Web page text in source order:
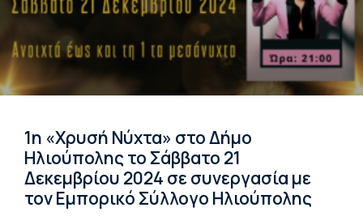
1η «Χρυσή Νύχτα» στο Δήμο
Ηλιούπολης το Σάββατο 21
Δεκεμβρίου 2024 σε συνεργασία με
τον Εμπορικό Σύλλογο Ηλιούπολης